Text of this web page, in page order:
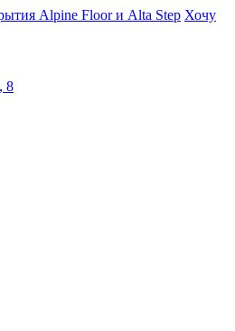
Alpine Floor и Alta Step Хочу
8